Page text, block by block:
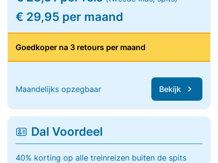
€ 29,95 per maand
Goedkoper na 3 retours per maand
Maandelijks opzegbaar Bekijk
Dal Voordeel
40% korting op alle treinreizen buiten de spits